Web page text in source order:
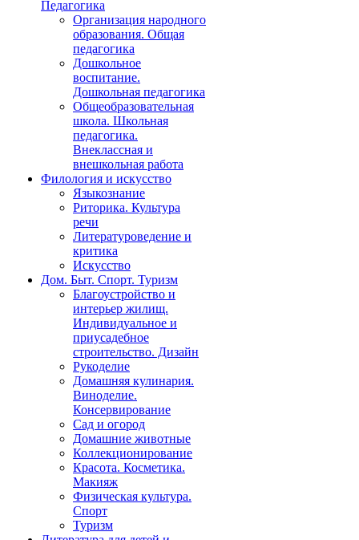
Педагогика
Организация народного
образования. Общая
педагогика
Дошкольное
воспитание.
Дошкольная педагогика
Общеобразовательная
школа. Школьная
педагогика.
Внеклассная и
внешкольная работа
Филология и искусство
Языкознание
Риторика. Культура
речи
Литературоведение и
критика
Искусство
Дом. Быт. Спорт. Туризм
Благоустройство и
интерьер жилищ.
Индивидуальное и
приусадебное
строительство. Дизайн
Рукоделие
Домашняя кулинария.
Виноделие.
Консервирование
Сад и огород
Домашние животные
Коллекционирование
Красота. Косметика.
Макияж
Физическая культура.
Спорт
Туризм